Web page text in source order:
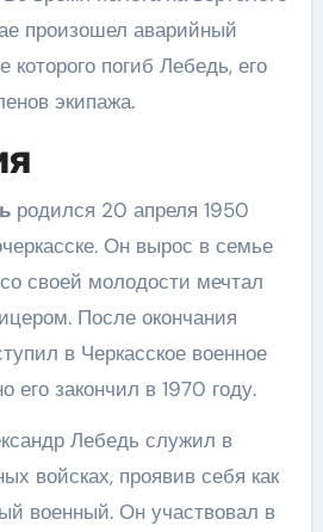
произошел аварийный
которого погиб Лебедь, его
экипажа.
родился 20 апреля 1950
Он вырос в семье
своей молодости мечтал
После окончания
в Черкасское военное
закончил в 1970 году.
Лебедь служил в
войсках, проявив себя как
военный. Он участвовал в